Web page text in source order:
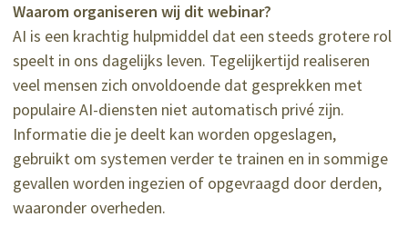
Waarom organiseren wij dit webinar?
AI is een krachtig hulpmiddel dat een steeds grotere rol
speelt in ons dagelijks leven. Tegelijkertijd realiseren
veel mensen zich onvoldoende dat gesprekken met
populaire AI-diensten niet automatisch privé zijn.
Informatie die je deelt kan worden opgeslagen,
gebruikt om systemen verder te trainen en in sommige
gevallen worden ingezien of opgevraagd door derden,
waaronder overheden.